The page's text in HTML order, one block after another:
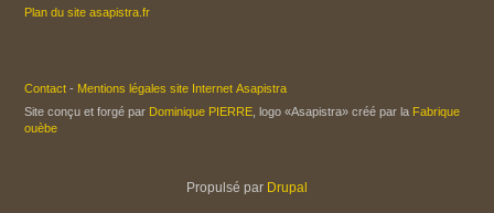
Plan du site asapistra.fr
Contact - Mentions légales site Internet Asapistra
Site conçu et forgé par Dominique PIERRE , logo «Asapistra» créé par la Fabrique
ouèbe
Propulsé par Drupal